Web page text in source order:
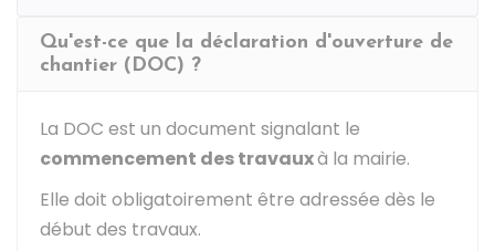
Qu'est-ce que la déclaration d'ouverture de
chantier (DOC) ?
La DOC est un document signalant le
commencement des travauxà la mairie.
Elle doit obligatoirement être adressée dès le
début des travaux.